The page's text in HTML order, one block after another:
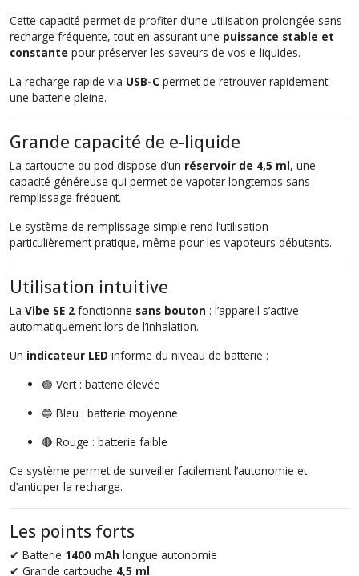
Cette capacité permet de profiter d’une utilisation prolongée sans
recharge fréquente, tout en assurant une puissance stable et
constante pour préserver les saveurs de vos e-liquides.
La recharge rapide via USB-C permet de retrouver rapidement
une batterie pleine.
Grande capacité de e-liquide
La cartouche du pod dispose d’un réservoir de 4,5 ml, une
capacité généreuse qui permet de vapoter longtemps sans
remplissage fréquent.
Le système de remplissage simple rend l’utilisation
particulièrement pratique, même pour les vapoteurs débutants.
Utilisation intuitive
La Vibe SE 2 fonctionne sans bouton : l’appareil s’active
automatiquement lors de l’inhalation.
Un indicateur LED informe du niveau de batterie :
🟢 Vert : batterie élevée
🔵 Bleu : batterie moyenne
🔴 Rouge : batterie faible
Ce système permet de surveiller facilement l’autonomie et
d’anticiper la recharge.
Les points forts
✔ Batterie 1400 mAh longue autonomie
✔ Grande cartouche 4,5 ml